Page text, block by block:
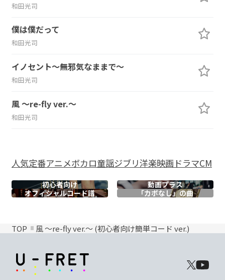
和田光司
僕は僕だって
和田光司
イノセント～無邪気なままで～
和田光司
風 ～re-fly ver.～
和田光司
人気定番アニメボカロ童謡ジブリ洋楽映画ドラマCM
初心者向け
動画プラス
オフィシャルコード譜 「カポなし」の曲
TOP 風 ～re-fly ver.～ (初心者向け簡単コード ver.)